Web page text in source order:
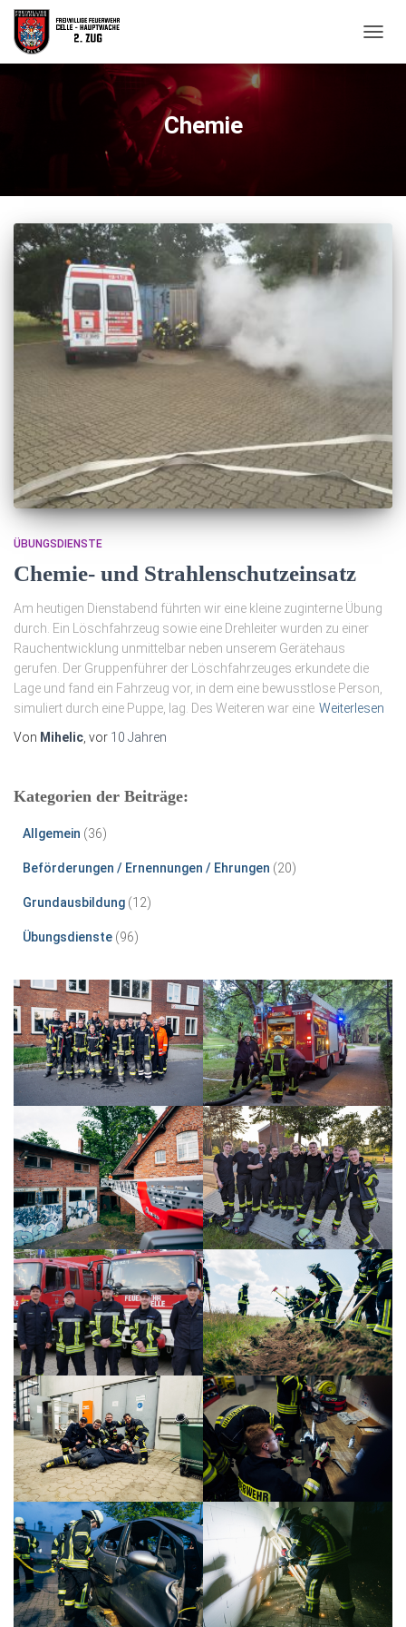
Chemie
ÜBUNGSDIENSTE
Chemie- und Strahlenschutzeinsatz
Am heutigen Dienstabend führten wir eine kleine zuginterne Übung
durch. Ein Löschfahrzeug sowie eine Drehleiter wurden zu einer
Rauchentwicklung unmittelbar neben unserem Gerätehaus
gerufen. Der Gruppenführer der Löschfahrzeuges erkundete die
Lage und fand ein Fahrzeug vor, in dem eine bewusstlose Person,
simuliert durch eine Puppe, lag. Des Weiteren war eine Weiterlesen
Von Mihelic , vor 10 Jahren
Kategorien der Beiträge:
Allgemein (36)
Beförderungen / Ernennungen / Ehrungen (20)
Grundausbildung (12)
Übungsdienste (96)